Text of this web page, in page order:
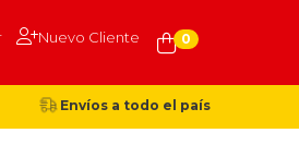
Nuevo Cliente 0
Envíos a todo el país